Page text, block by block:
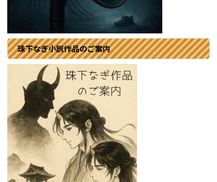
珠下なぎ小説作品のご案内